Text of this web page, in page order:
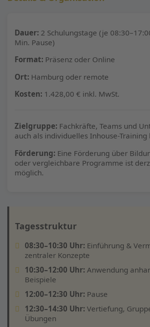
Dauer: 2 Schulungstage (je
Min. Pause)
Format: Präsenz oder Online
Ort: Hamburg oder remote
Kosten: 1.428,00 € inkl. MwSt.
Zielgruppe: Fachkräfte, Teams und
auch als individuelles Inhouse-Training
Förderung: Eine Förderung über
oder vergleichbare Programme ist
möglich.
Tagesstruktur
08:30–10:30 Uhr: Einführung &
zentraler Konzepte
10:30–12:00 Uhr: Anwendung
Beispiele
12:00–12:30 Uhr: Pause
12:30–14:30 Uhr: Vertiefung,
Übungen